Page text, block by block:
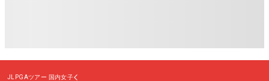
JLPGAツアー 国内女子